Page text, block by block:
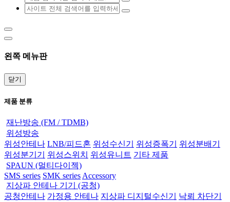
왼쪽 메뉴판
닫기
제품 분류
재난방송 (FM / TDMB)
위성방송
위성안테나 LNB/피드혼 위성수신기 위성증폭기
위성분배기
위성분기기
위성스위치 위성유니트 기타 제품
SPAUN (멀티다이젝)
SMS series SMK series Accessory
지상파 안테나 기기 (공청)
공청안테나 가정용 안테나 지상파 디지털수신기
낙뢰 차단기